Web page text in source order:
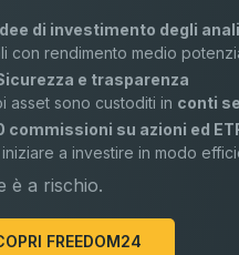
di investimento degli
con rendimento medio
e trasparenza
asset sono custoditi in conti
commissioni su azioni ed
a investire in modo
è a rischio.
FREEDOM24